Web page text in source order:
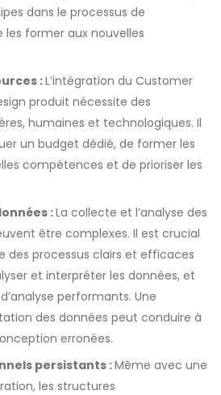
dans le processus de
former aux nouvelles
:L’intégration du Customer
produit nécessite des
humaines et technologiques. Il
un budget dédié, de former les
compétences et de prioriser les
:La collecte et l’analyse des
être complexes. Il est crucial
des processus clairs et efficaces
et interpréter les données, et
performants. Une
des données peut conduire à
erronées.
persistants :Même avec une
les structures